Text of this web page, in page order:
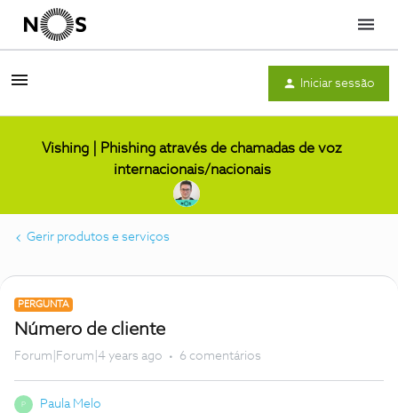
Menu
Iniciar sessão
Vishing | Phishing através de chamadas de voz
internacionais/nacionais
Gerir produtos e serviços
PERGUNTA
Número de cliente
Forum|Forum|4 years ago 6 comentários
P Paula Melo